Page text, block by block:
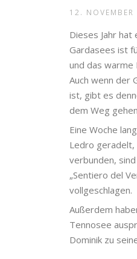
12. NOVEMBER
Dieses Jahr
Gardasees ist
und das warme
Auch wenn der
ist, gibt es
dem Weg
Eine Woche
Ledro geradelt,
verbunden,
„Sentiero del
vollgeschlagen.
Außerdem
Tennosee
Dominik zu